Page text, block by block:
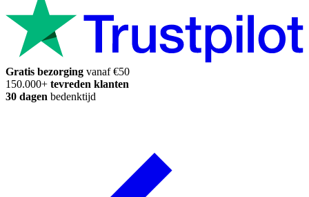
Gratis bezorging vanaf €50
150.000+ tevreden klanten
30 dagen bedenktijd